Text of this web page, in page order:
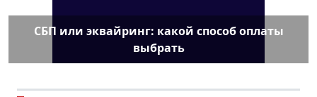
СБП или эквайринг: какой способ оплаты
выбрать